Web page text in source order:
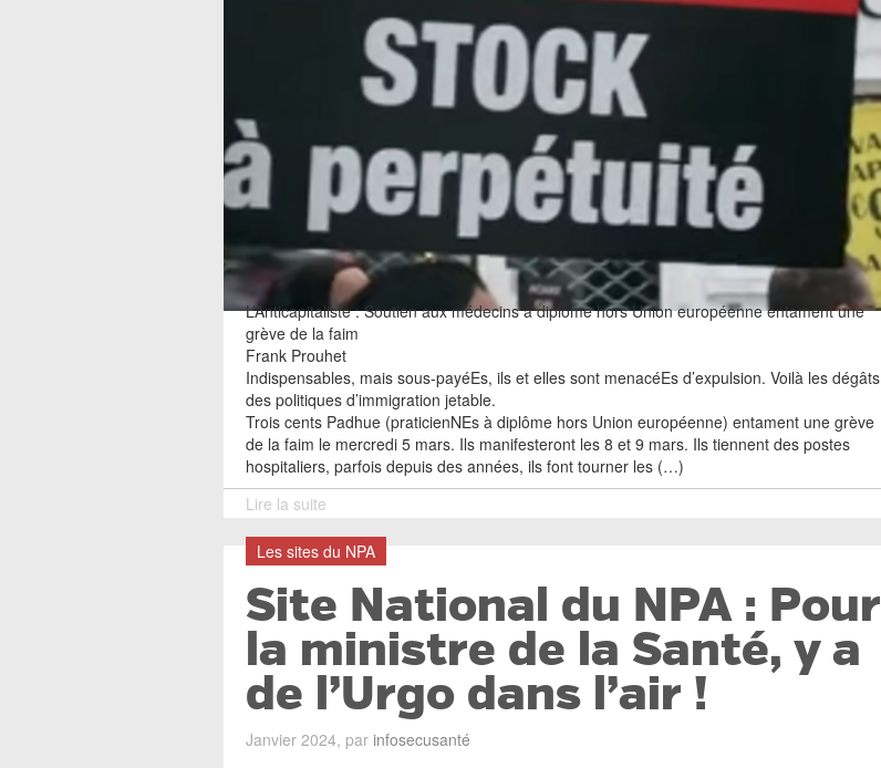
L’Anticapitaliste : Soutien aux médecins à diplôme hors Union européenne entament une
grève de la faim
Frank Prouhet
Indispensables, mais sous-payéEs, ils et elles sont menacéEs d’expulsion. Voilà les dégâts
des politiques d’immigration jetable.
Trois cents Padhue (praticienNEs à diplôme hors Union européenne) entament une grève
de la faim le mercredi 5 mars. Ils manifesteront les 8 et 9 mars. Ils tiennent des postes
hospitaliers, parfois depuis des années, ils font tourner les (…)
Lire la suite
Les sites du NPA
Site National du NPA : Pour
la ministre de la Santé, y a
de l’Urgo dans l’air !
Janvier 2024, par infosecusanté